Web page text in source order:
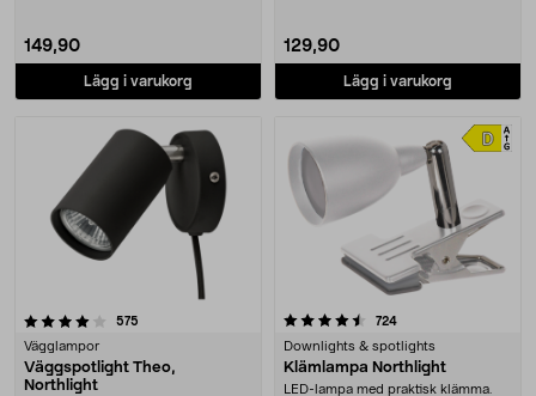
149,90
Lägg i varukorg
129,90
Lägg i varukorg
575
Vägglampor
Väggspotlight Theo,
Northlight
4.5 av 5 stjärnor 724recensioner
Downlights & spotlights
Klämlampa Northlight
LED-lampa med praktisk klämma.